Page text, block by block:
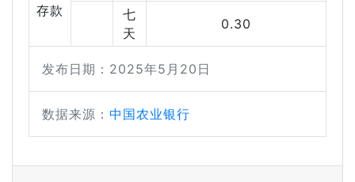
存款
七
天
0.30
发布日期：2025年5月20日
数据来源： 中国农业银行